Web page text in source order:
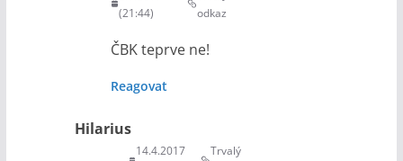
(21:44)
odkaz
ČBK teprve ne!
Reagovat
Hilarius
14.4.2017
Trvalý